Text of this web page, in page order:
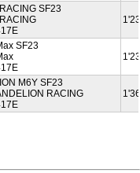
SF23
SF23
M6Y SF23
RACING